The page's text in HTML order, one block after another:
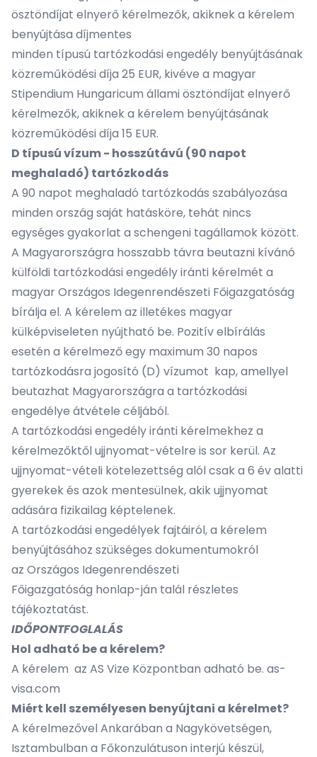
ösztöndíjat elnyerő kérelmezők, akiknek a kérelem
benyújtása díjmentes
minden típusú tartózkodási engedély benyújtásának
közreműködési díja 25 EUR, kivéve a magyar
Stipendium Hungaricum állami ösztöndíjat elnyerő
kérelmezők, akiknek a kérelem benyújtásának
közreműködési díja 15 EUR.
D típusú vízum - hosszútávú (90 napot
meghaladó) tartózkodás
A 90 napot meghaladó tartózkodás szabályozása
minden ország saját hatásköre, tehát nincs
egységes gyakorlat a schengeni tagállamok között.
A Magyarországra hosszabb távra beutazni kívánó
külföldi tartózkodási engedély iránti kérelmét a
magyar Országos Idegenrendészeti Főigazgatóság
bírálja el. A kérelem az illetékes magyar
külképviseleten nyújtható be. Pozitív elbírálás
esetén a kérelmező egy maximum 30 napos
tartózkodásra jogosító (D) vízumot kap, amellyel
beutazhat Magyarországra a tartózkodási
engedélye átvétele céljából.
A tartózkodási engedély iránti kérelmekhez a
kérelmezőktől ujjnyomat-vételre is sor kerül. Az
ujjnyomat-vételi kötelezettség alól csak a 6 év alatti
gyerekek és azok mentesülnek, akik ujjnyomat
adására fizikailag képtelenek.
A tartózkodási engedélyek fajtáiról, a kérelem
benyújtásához szükséges dokumentumokról
az Országos Idegenrendészeti
Főigazgatóság honlap-ján talál részletes
tájékoztatást.
IDŐPONTFOGLALÁS
Hol adható be a kérelem?
A kérelem az AS Vize Központban adható be. as-
visa.com
Miért kell személyesen benyújtani a kérelmet?
A kérelmezővel Ankarában a Nagykövetségen,
Isztambulban a Főkonzulátuson interjú készül,